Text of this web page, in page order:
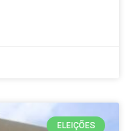
ELEIÇÕES